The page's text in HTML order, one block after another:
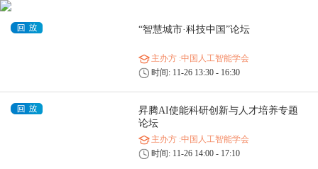
“智慧城市·科技中国”论坛
主办方:中国人工智能学会
时间: 11-26 13:30 - 16:30
昇腾AI使能科研创新与人才培养专题
论坛
主办方:中国人工智能学会
时间: 11-26 14:00 - 17:10